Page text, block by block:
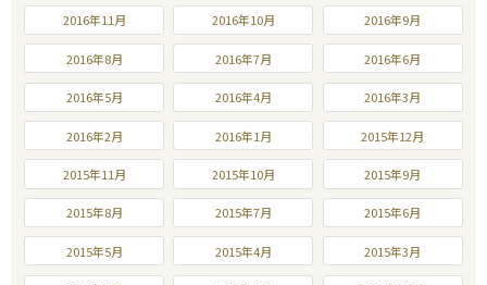
2016年11月 2016年10月 2016年9月
2016年8月 2016年7月 2016年6月
2016年5月 2016年4月 2016年3月
2016年2月 2016年1月 2015年12月
2015年11月 2015年10月 2015年9月
2015年8月 2015年7月 2015年6月
2015年5月 2015年4月 2015年3月